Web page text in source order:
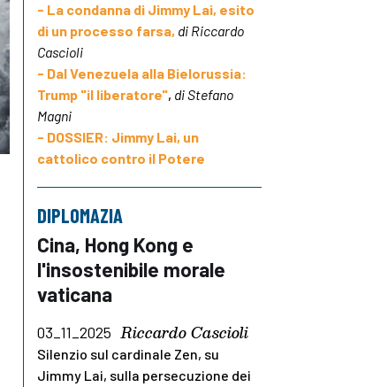
- La condanna di Jimmy Lai, esito
di un processo farsa, di Riccardo
Cascioli
- Dal Venezuela alla Bielorussia:
Trump "il liberatore", di Stefano
Magni
- DOSSIER: Jimmy Lai, un
cattolico contro il Potere
DIPLOMAZIA
Cina, Hong Kong e
l'insostenibile morale
vaticana
03_11_2025 Riccardo Cascioli
Silenzio sul cardinale Zen, su
Jimmy Lai, sulla persecuzione dei